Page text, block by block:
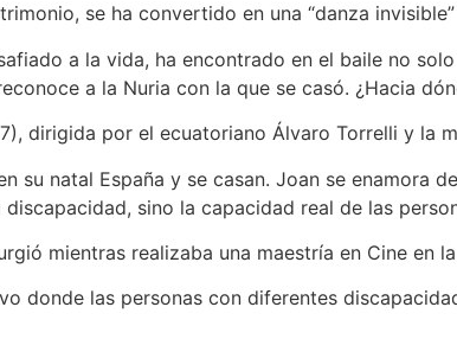
se ha convertido en una “danza
a la vida, ha encontrado en el baile no
a la Nuria con la que se casó. ¿Hacia
dirigida por el ecuatoriano Álvaro Torrelli y la
su natal España y se casan. Joan se enamora
sino la capacidad real de las
mientras realizaba una maestría en Cine en la
donde las personas con diferentes